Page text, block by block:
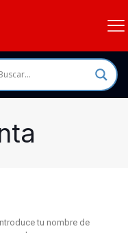
tu nombre de